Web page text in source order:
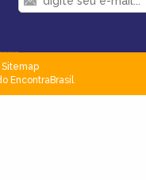
Sitemap
EncontraBrasil